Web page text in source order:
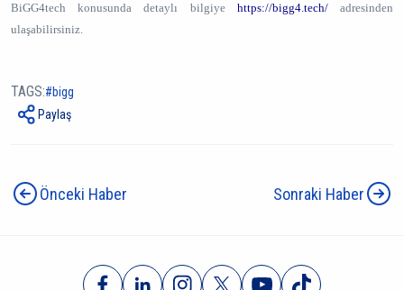
BiGG4tech konusunda detaylı bilgiye https://bigg4.tech/adresinden
ulaşabilirsiniz.
TAGS: bigg
Paylaş
Önceki Haber Sonraki Haber